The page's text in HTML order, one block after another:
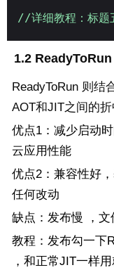
//详细教程：标题
1.2 ReadyToRun
ReadyToRun 则结
AOT和JIT之间的
优点1：减少启动
云应用性能
优点2：兼容性好
任何改动
缺点：发布慢 ，文
教程：发布勾一下
，和正常JIT一样